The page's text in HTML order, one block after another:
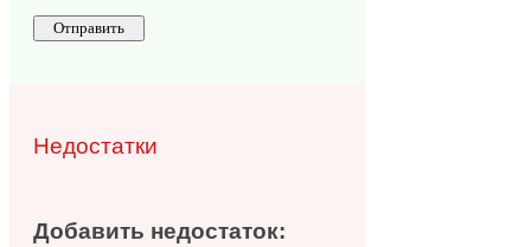
Недостатки
Добавить недостаток: